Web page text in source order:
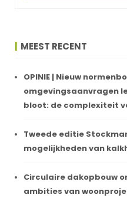
MEEST RECENT
OPINIE | Nieuw
omgevingsaanvragen
bloot: de complexiteit
Tweede editie
mogelijkheden van
Circulaire dakopbouw
ambities van